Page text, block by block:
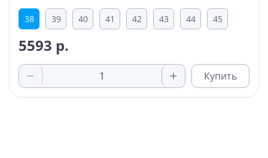
38 39 40 41 42 43 44 45
5593
Купить